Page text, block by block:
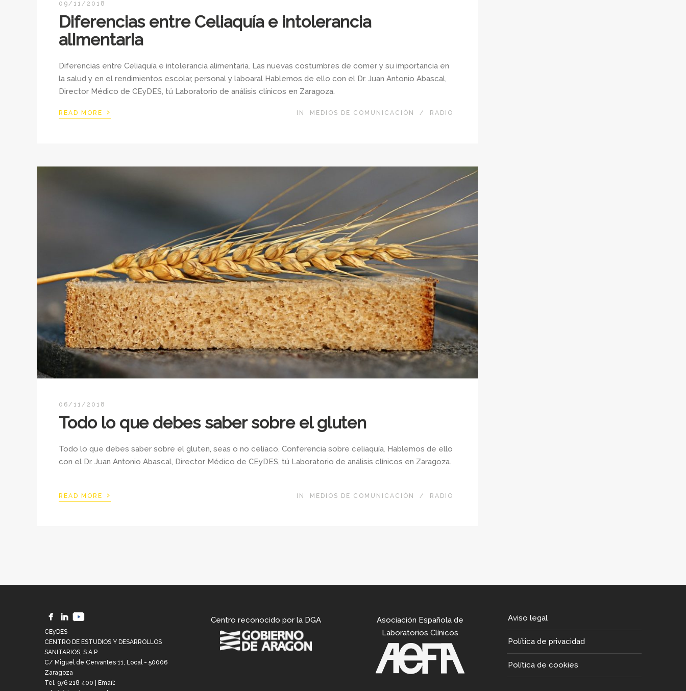
09/11/2018
Diferencias entre Celiaquía e intolerancia
alimentaria
Diferencias entre Celiaquía e intolerancia alimentaria. Las nuevas costumbres de comer y su importancia en
la salud y en el rendimientos escolar, personal y laboaral Hablemos de ello con el Dr. Juan Antonio Abascal,
Director Médico de CEyDES, tú Laboratorio de análisis clínicos en Zaragoza.
READ MORE › IN MEDIOS DE COMUNICACIÓN / RADIO
06/11/2018
Todo lo que debes saber sobre el gluten
Todo lo que debes saber sobre el gluten, seas o no celiaco. Conferencia sobre celiaquía. Hablemos de ello
con el Dr. Juan Antonio Abascal, Director Médico de CEyDES, tú Laboratorio de análisis clínicos en Zaragoza.
READ MORE › IN MEDIOS DE COMUNICACIÓN / RADIO
CEyDES
CENTRO DE ESTUDIOS Y DESARROLLOS
SANITARIOS, S.A.P.
C/ Miguel de Cervantes 11, Local - 50006
Zaragoza
Tel. 976 218 400 | Email:
Centro reconocido por la DGA
Asociación Española de
Laboratorios Clínicos
Aviso legal
Política de privacidad
Política de cookies